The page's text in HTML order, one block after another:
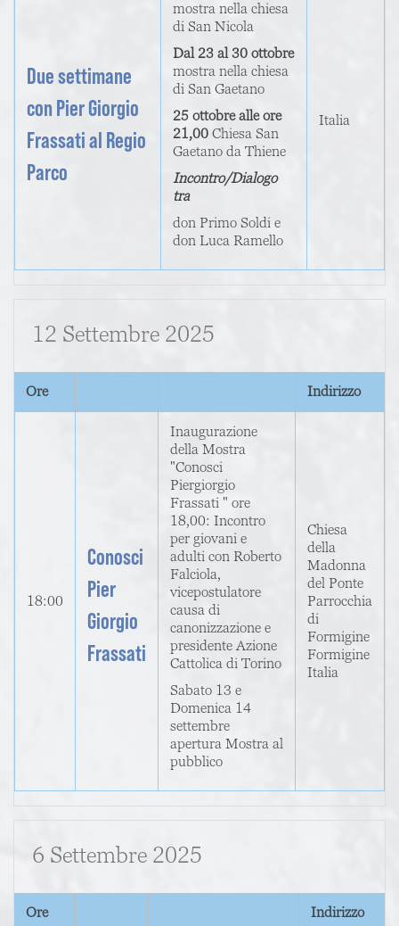
Due settimane
con Pier Giorgio
Frassati al Regio
Parco
mostra nella chiesa
di San Nicola
Dal 23 al 30 ottobre
mostra nella chiesa
di San Gaetano
25 ottobre alle ore
21,00Chiesa San
Gaetano da Thiene
Incontro/Dialogo
tra
don Primo Soldi e
don Luca Ramello
Italia
12 Settembre 2025
Ore Indirizzo
18:00
Conosci
Pier
Giorgio
Frassati
Inaugurazione
della Mostra
"Conosci
Piergiorgio
Frassati " ore
18,00: Incontro
per giovani e
adulti con Roberto
Falciola,
vicepostulatore
causa di
canonizzazione e
presidente Azione
Cattolica di Torino
Sabato 13 e
Domenica 14
settembre
apertura Mostra al
pubblico
Chiesa
della
Madonna
del Ponte
Parrocchia
di
Formigine
Formigine
Italia
6 Settembre 2025
Ore Indirizzo